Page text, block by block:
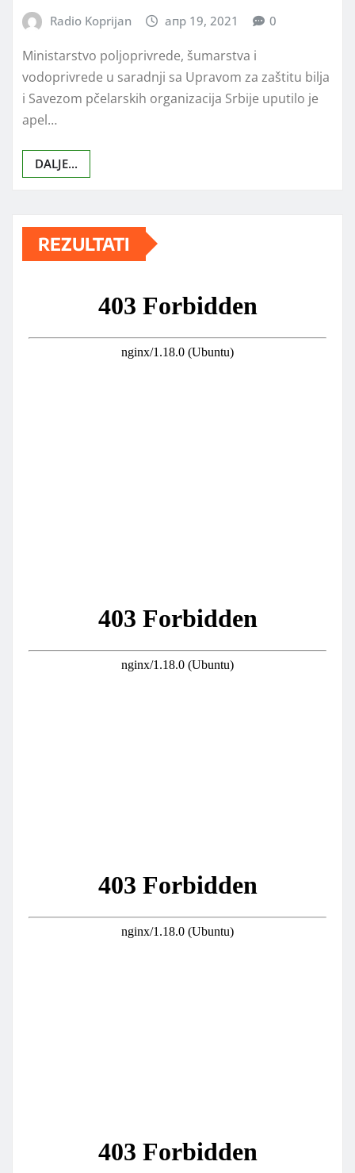
Radio Koprijan апр 19, 2021 0
Ministarstvo poljoprivrede, šumarstva i
vodoprivrede u saradnji sa Upravom za zaštitu bilja
i Savezom pčelarskih organizacija Srbije uputilo je
apel…
DALJE...
REZULTATI